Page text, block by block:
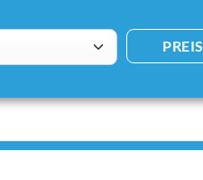
PREIS